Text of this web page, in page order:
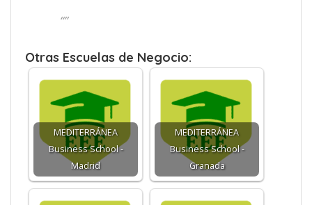
“”
Otras Escuelas de Negocio:
MEDITERRÁNEA
Business School -
Madrid
MEDITERRÁNEA
Business School -
Granada